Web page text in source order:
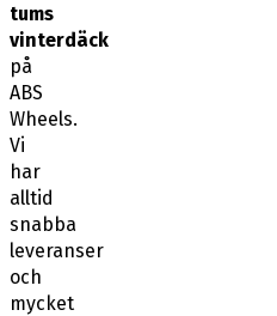
tums
vinterdäck
på
ABS
Wheels.
Vi
har
alltid
snabba
leveranser
och
mycket